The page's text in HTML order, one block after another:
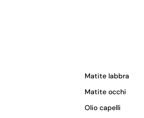
Matite labbra
Matite occhi
Olio capelli